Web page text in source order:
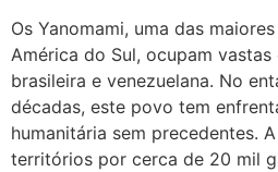
Os Yanomami, uma das
América do Sul, ocupam
brasileira e venezuelana. No
décadas, este povo tem
humanitária sem precedentes.
territórios por cerca de 20 mil